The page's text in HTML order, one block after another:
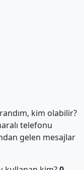
kim olabilir?
telefonu
gelen mesajlar